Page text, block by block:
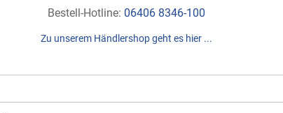
Direkt
Inhalt
Bestell-Hotline: 06406 8346-100
Zu unserem Händlershop geht es hier ...